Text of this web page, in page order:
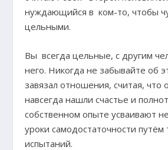
нуждающийся в ком-то, чтобы
цельными.
Вы всегда цельные, с другим
него. Никогда не забывайте об
завязал отношения, считая, что
навсегда нашли счастье и
собственном опыте усваивают
уроки самодостаточности путём
испытаний.